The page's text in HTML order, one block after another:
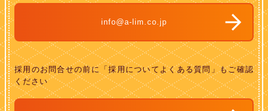
info@a-lim.co.jp
採用のお問合せの前に「採用についてよくある質問」もご確認
ください